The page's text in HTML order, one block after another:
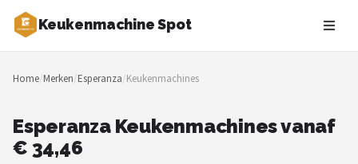
Keukenmachine Spot
Zoeken
NAVIGATIE
Merken
Home/Merken/Esperanza/Keukenmachines
Esperanza Keukenmachines vanaf
€ 34,46